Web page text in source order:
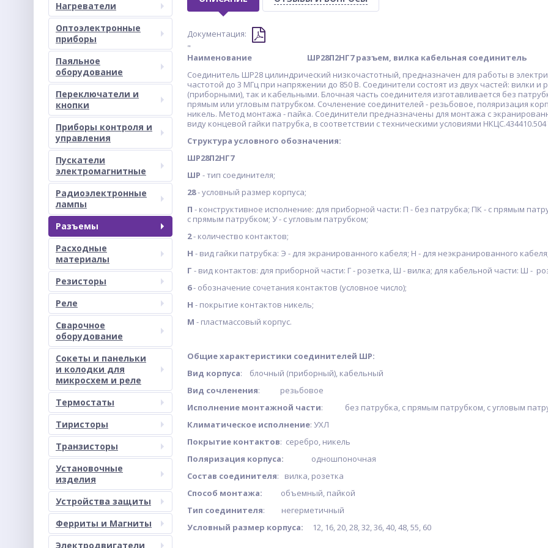
Нагреватели
Оптоэлектронные
приборы
Паяльное
оборудование
Переключатели и
кнопки
Приборы контроля и
управления
Пускатели
электромагнитные
Радиоэлектронные
лампы
Разъемы
Расходные
материалы
Резисторы
Реле
Сварочное
оборудование
Сокеты и панельки
и колодки для
микросхем и реле
Термостаты
Тиристоры
Транзисторы
Установочные
изделия
Устройства защиты
Ферриты и Магниты
Электродвигатели
Документация:
"
Наименование ШР28П2НГ7 разъем, вилка кабельная соединитель
Соединитель ШР28 цилиндрический низкочастотный, предназначен для работы в
частотой до 3 МГц при напряжении до 850 В. Соединители состоят из двух частей: вилки
(приборными), так и кабельными. Блочная часть соединителя изготавливается без
прямым или угловым патрубком. Сочленение соединителей - резьбовое, поляризация
никель. Метод монтажа - пайка. Соединители предназначены для монтажа с
виду концевой гайки патрубка, в соответствии с техническими условиями НКЦС.434410.504
Структура условного обозначения:
ШР28П2НГ7
ШР - тип соединителя;
28- условный размер корпуса;
П - конструктивное исполнение: для приборной части: П - без патрубка; ПК - с прямым
с прямым патрубком; У - с угловым патрубком;
2- количество контактов;
Н - вид гайки патрубка: Э - для экранированного кабеля; Н - для неэкранированного кабеля;
Г - вид контактов: для приборной части: Г - розетка, Ш - вилка; для кабельной части: Ш -
6- обозначение сочетания контактов (условное число);
Н - покрытие контактов никель;
М - пластмассовый корпус.
Общие характеристики соединителей ШР:
Вид корпуса: блочный (приборный), кабельный
Вид сочленения: резьбовое
Исполнение монтажной части: без патрубка, с прямым патрубком, с угловым
Климатическое исполнение: УХЛ
Покрытие контактов: серебро, никель
Поляризация корпуса: одношпоночная
Состав соединителя: вилка, розетка
Способ монтажа: объемный, пайкой
Тип соединителя: негерметичный
Условный размер корпуса: 12, 16, 20, 28, 32, 36, 40, 48, 55, 60